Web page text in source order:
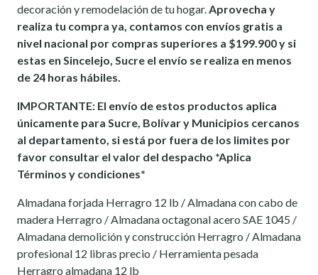
decoración y remodelación de tu hogar.Aprovecha y
realiza tu compra ya, contamos con envíos gratis a
nivel nacional por compras superiores a $199.900 y si
estas en Sincelejo, Sucre el envío se realiza en menos
de 24 horas hábiles.
IMPORTANTE: El envío de estos productos aplica
únicamente para Sucre, Bolívar y Municipios cercanos
al departamento, si está por fuera de los limites por
favor consultar el valor del despacho *Aplica
Términos y condiciones*
Almadana forjada Herragro 12 lb / Almadana con cabo de
madera Herragro / Almadana octagonal acero SAE 1045 /
Almadana demolición y construcción Herragro / Almadana
profesional 12 libras precio / Herramienta pesada
Herragro almadana 12 lb